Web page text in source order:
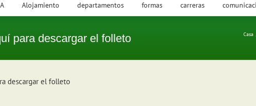
Alojamiento departamentos formas carreras
para descargar el folleto Casa
descargar el folleto